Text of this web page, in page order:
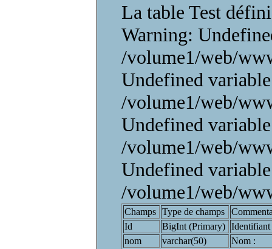
La table Test
Warning:
/volume1/web/
Undefined
/volume1/web/
Undefined
/volume1/web/
Undefined
/volume1/web/
Champs Type de champs
Id
BigInt (Primary)
nom
varchar(50)
Nom :